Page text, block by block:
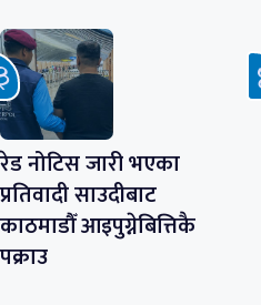
रेड नोटिस जारी भएका
प्रतिवादी साउदीबाट
काठमाडौँ आइपुग्नेबित्तिकै
पक्राउ